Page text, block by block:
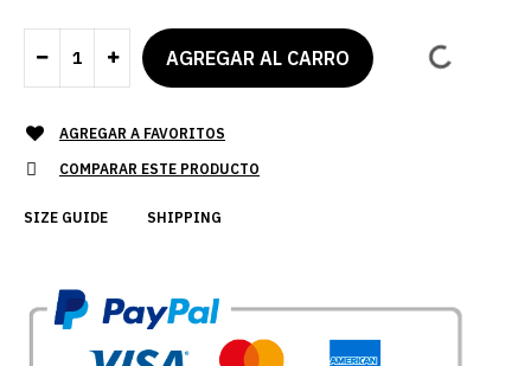
AGREGAR A FAVORITOS
COMPARAR ESTE PRODUCTO
SIZE GUIDE SHIPPING